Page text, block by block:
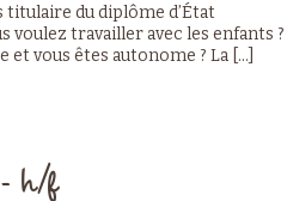
du diplôme d’État
voulez travailler avec les enfants ?
vous êtes autonome ? La [...]
- h/f